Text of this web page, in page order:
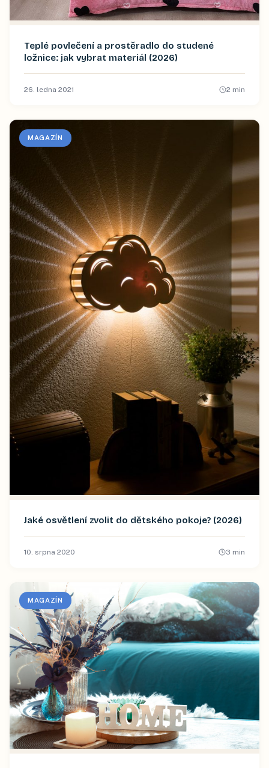
Teplé povlečení a prostěradlo do studené
ložnice: jak vybrat materiál (2026)
26. ledna 2021 2 min
MAGAZÍN
Jaké osvětlení zvolit do dětského pokoje? (2026)
10. srpna 2020 3 min
MAGAZÍN